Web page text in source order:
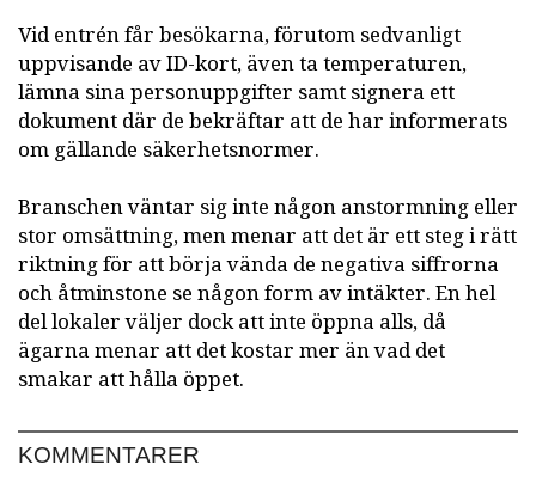
Vid entrén får besökarna, förutom sedvanligt
uppvisande av ID-kort, även ta temperaturen,
lämna sina personuppgifter samt signera ett
dokument där de bekräftar att de har informerats
om gällande säkerhetsnormer.
Branschen väntar sig inte någon anstormning eller
stor omsättning, men menar att det är ett steg i rätt
riktning för att börja vända de negativa siffrorna
och åtminstone se någon form av intäkter. En hel
del lokaler väljer dock att inte öppna alls, då
ägarna menar att det kostar mer än vad det
smakar att hålla öppet.
KOMMENTARER